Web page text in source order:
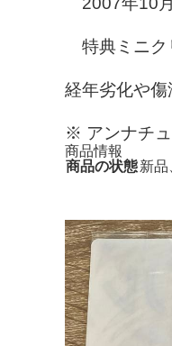
特典ミニク
経年劣化や傷
※ アンナチ
商品情報
商品の状態新